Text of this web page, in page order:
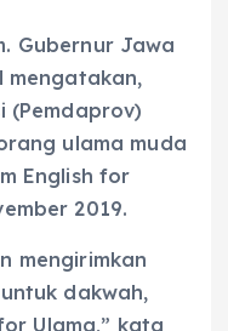
Gubernur Jawa
mengatakan,
(Pemdaprov)
ulama muda
English for
2019.
mengirimkan
dakwah,
Ulama,” kata